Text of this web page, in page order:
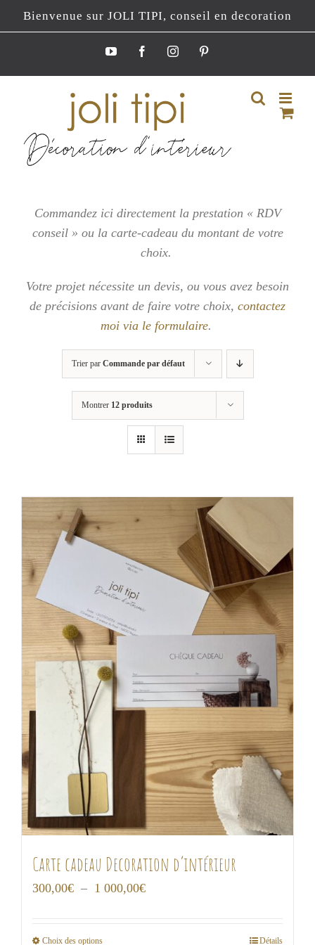
Passer
au
Bienvenue sur JOLI TIPI, conseil en decoration
YouTubeFacebookInstagramPinterest
Commandez ici directement la prestation « RDV
conseil » ou la carte-cadeau du montant de votre
choix.
Votre projet nécessite un devis, ou vous avez besoin
de précisions avant de faire votre choix, contactez
moi via le formulaire.
Trier par Commande par défaut
Montrer 12 produits
Carte cadeau Decoration d’intérieur
300,00€ – 1 000,00€Plage
Choix des options Détails